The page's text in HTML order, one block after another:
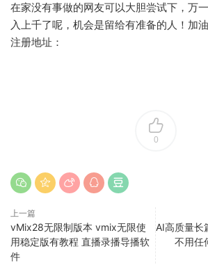
在家没有事做的网友可以大胆尝试下，万
入上千了呢，机会是留给有准备的人！加
注册地址：
0
上一篇
vMix28无限制版本 vmix无限使
用稳定版有教程 直播录播导播软
件
AI高质量长
不用任